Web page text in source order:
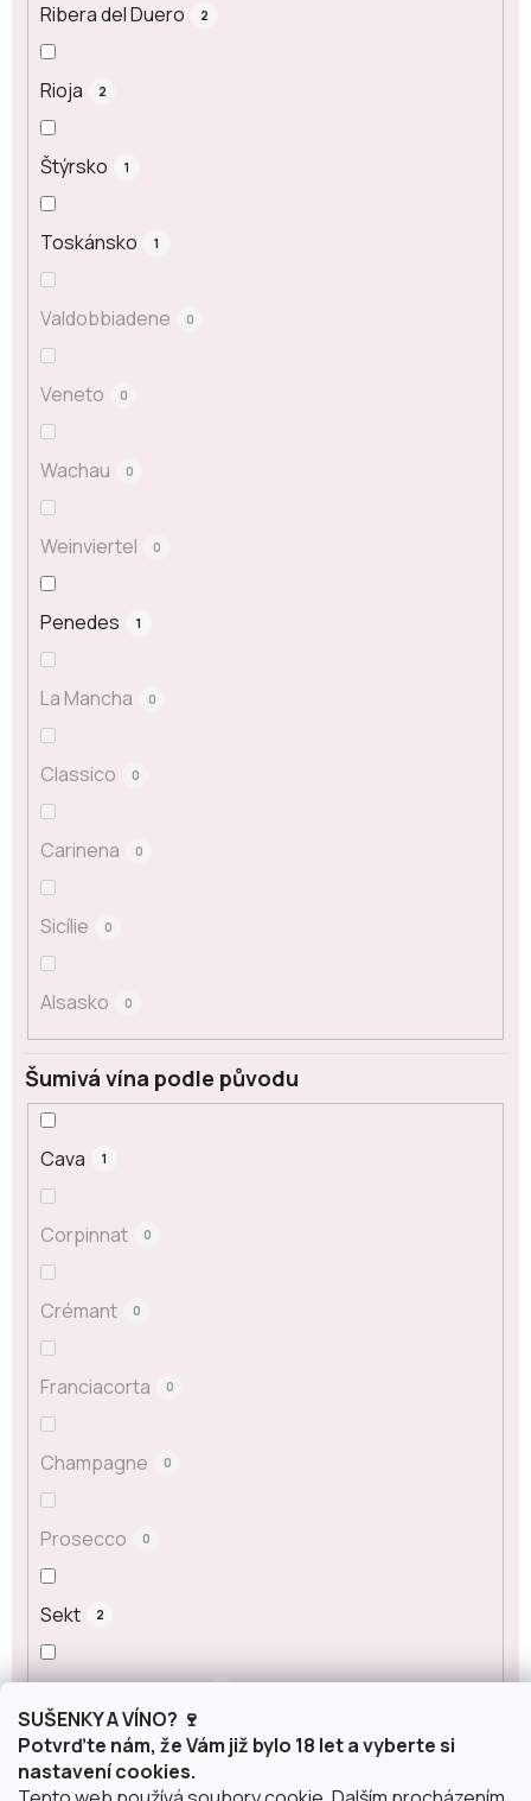
SUŠENKY A VÍNO? 🍷
Potvrďte nám, že Vám již bylo 18 let a vyberte si
nastavení cookies.
Ribera del Duero 2
Rioja 2
Štýrsko 1
Toskánsko 1
Valdobbiadene 0
Veneto 0
Wachau 0
Weinviertel 0
Penedes 1
La Mancha 0
Classico 0
Carinena 0
Sicílie 0
Alsasko 0
Šumivá vína podle původu
Cava 1
Corpinnat 0
Crémant 0
Franciacorta 0
Champagne 0
Prosecco 0
Sekt 2
ostatní šumivá vína
Obsah alkoholu